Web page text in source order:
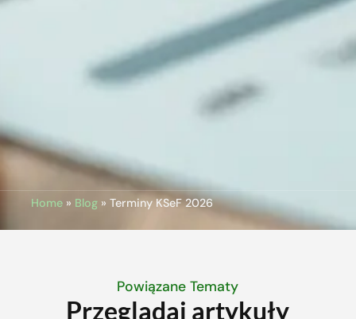
Home» Blog» Terminy KSeF 2026
Powiązane Tematy
Przeglądaj artykuły